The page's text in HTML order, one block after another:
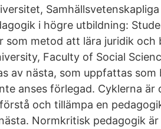
Samhällsvetenskapliga
i högre utbildning:
som metod att lära juridik och
Faculty of Social
av nästa, som uppfattas som
anses förlegad. Cyklerna är
och tillämpa en
Normkritisk pedagogik